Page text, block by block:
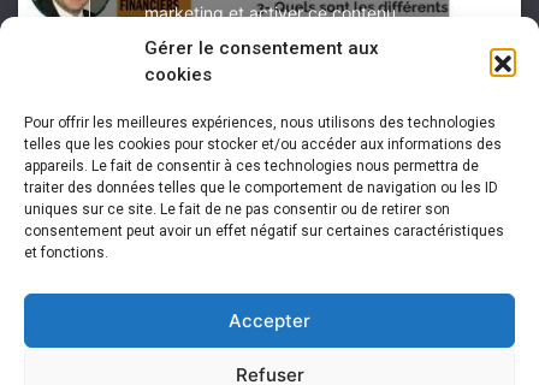
Gérer le consentement aux
cookies
Pour offrir les meilleures expériences, nous utilisons des technologies
telles que les cookies pour stocker et/ou accéder aux informations des
appareils. Le fait de consentir à ces technologies nous permettra de
traiter des données telles que le comportement de navigation ou les ID
uniques sur ce site. Le fait de ne pas consentir ou de retirer son
consentement peut avoir un effet négatif sur certaines caractéristiques
et fonctions.
Accepter
Refuser
marketing et activer ce contenu